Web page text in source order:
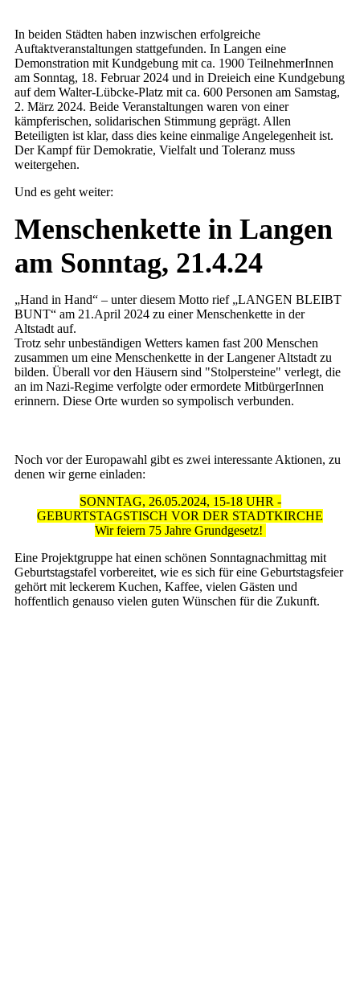
In beiden Städten haben inzwischen erfolgreiche
Auftaktveranstaltungen stattgefunden. In Langen eine
Demonstration mit Kundgebung mit ca. 1900 TeilnehmerInnen
am Sonntag, 18. Februar 2024 und in Dreieich eine Kundgebung
auf dem Walter-Lübcke-Platz mit ca. 600 Personen am Samstag,
2. März 2024. Beide Veranstaltungen waren von einer
kämpferischen, solidarischen Stimmung geprägt. Allen
Beteiligten ist klar, dass dies keine einmalige Angelegenheit ist.
Der Kampf für Demokratie, Vielfalt und Toleranz muss
weitergehen.
Und es geht weiter:
Menschenkette in Langen
am Sonntag, 21.4.24
„Hand in Hand“ – unter diesem Motto rief „LANGEN BLEIBT
BUNT“ am 21.April 2024 zu einer Menschenkette in der
Altstadt auf.
Trotz sehr unbeständigen Wetters kamen fast 200 Menschen
zusammen um eine Menschenkette in der Langener Altstadt zu
bilden. Überall vor den Häusern sind "Stolpersteine" verlegt, die
an im Nazi-Regime verfolgte oder ermordete MitbürgerInnen
erinnern. Diese Orte wurden so sympolisch verbunden.
Noch vor der Europawahl gibt es zwei interessante Aktionen, zu
denen wir gerne einladen:
SONNTAG, 26.05.2024, 15-18 UHR -
GEBURTSTAGSTISCH VOR DER STADTKIRCHE
Wir feiern 75 Jahre Grundgesetz!
Eine Projektgruppe hat einen schönen Sonntagnachmittag mit
Geburtstagstafel vorbereitet, wie es sich für eine Geburtstagsfeier
gehört mit leckerem Kuchen, Kaffee, vielen Gästen und
hoffentlich genauso vielen guten Wünschen für die Zukunft.